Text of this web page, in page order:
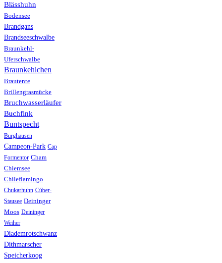
Blässhuhn
Bodensee
Brandgans
Brandseeschwalbe
Braunkehl-
Uferschwalbe
Braunkehlchen
Brautente
Brillengrasmücke
Bruchwasserläufer
Buchfink
Buntspecht
Burghausen
Campeon-Park Cap
Formentor Cham
Chiemsee
Chileflamingo
Chukarhuhn Cúber-
Stausee Deininger
Moos Deininger
Weiher
Diademrotschwanz
Dithmarscher
Speicherkoog